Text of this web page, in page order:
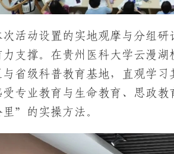
次活动设置的实地观摩与分组
力支撑。在贵州医科大学云漫
与省级科普教育基地，直观学
受专业教育与生命教育、思政
里”的实操方法。